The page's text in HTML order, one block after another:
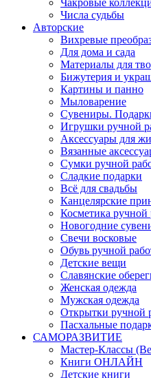
Чакровые
Числа судьбы
Авторские
Вихревые
Для дома и сада
Материалы для
Бижутерия и
Картины и панно
Мыловарение
Сувениры.
Игрушки ручной
Аксессуары для
Вязанные
Сумки ручной
Сладкие подарки
Всё для свадьбы
Канцелярские
Косметика ручной
Новогодние
Свечи восковые
Обувь ручной
Детские вещи
Славянские
Женская одежда
Мужская одежда
Открытки ручной
Пасхальные
САМОРАЗВИТИЕ
Мастер-Классы
Книги ОНЛАЙН
Детские книги